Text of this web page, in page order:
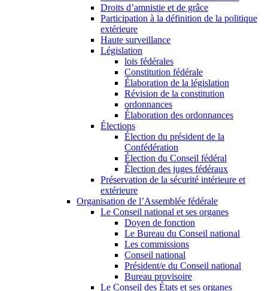
Droits d’amnistie et de grâce
Participation à la définition de la politique
extérieure
Haute surveillance
Législation
lois fédérales
Constitution fédérale
Élaboration de la législation
Révision de la constitution
ordonnances
Élaboration des ordonnances
Élections
Élection du président de la
Confédération
Élection du Conseil fédéral
Élection des juges fédéraux
Préservation de la sécurité intérieure et
extérieure
Organisation de l’Assemblée fédérale
Le Conseil national et ses organes
Doyen de fonction
Le Bureau du Conseil national
Les commissions
Conseil national
Président/e du Conseil national
Bureau provisoire
Le Conseil des États et ses organes